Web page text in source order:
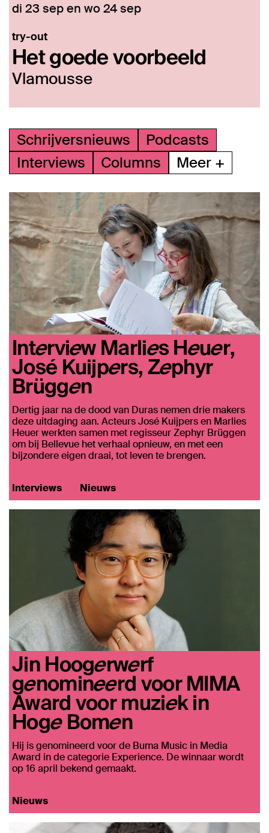
Het goede voorbeeld
Vlamousse
try-out
di 23 sepen wo 24 sep
Schrijversnieuws
Podcasts
Interviews
Columns Meer +
Interview Marlies Heuer,
José Kuijpers, Zephyr
Brüggen
Dertig jaar na de dood van Duras nemen drie makers
deze uitdaging aan. Acteurs José Kuijpers en Marlies
Heuer werkten samen met regisseur Zephyr Brüggen
om bij Bellevue het verhaal opnieuw, en met een
bijzondere eigen draai, tot leven te brengen.
Interviews Nieuws
Jin Hoogerwerf
genomineerd voor MIMA
Award voor muziek in
Hoge Bomen
Hij is genomineerd voor de Buma Music in Media
Award in de categorie Experience. De winnaar wordt
op 16 april bekend gemaakt.
Nieuws